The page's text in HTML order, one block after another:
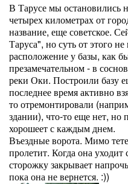
В Тарусе мы остановились
четырех километрах от
название, еще советское.
Таруса", но суть от этого
расположение у базы, как
презамечательном - в
реки Оки. Построили базу
последнее время активно
то отремонтировали
здании), что-то еще нет, но
хорошеет с каждым днем.
Въездные ворота. Мимо
пролетит. Когда она
сторожку закрывает
пока она не вернется. :))